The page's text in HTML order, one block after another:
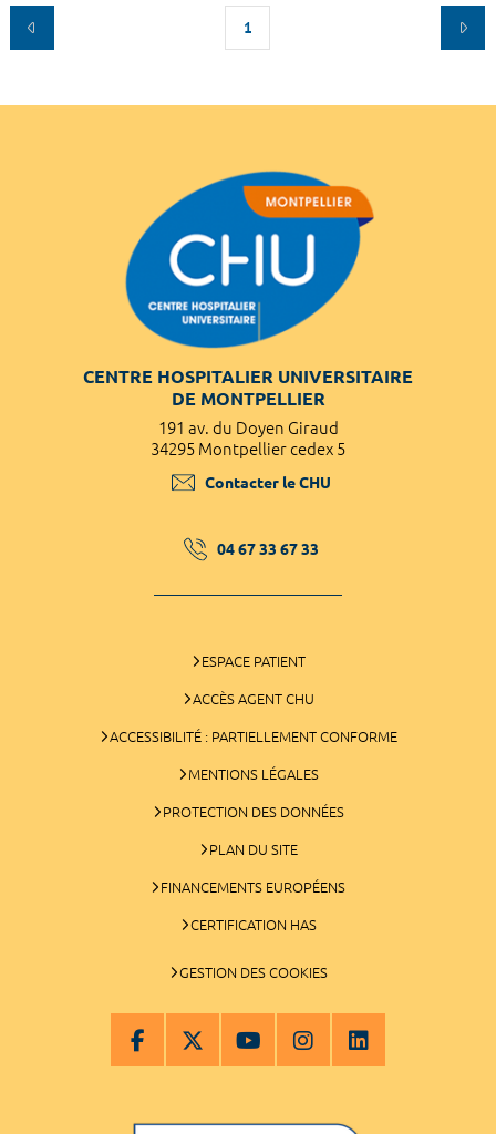
1
CENTRE HOSPITALIER UNIVERSITAIRE
DE MONTPELLIER
191 av. du Doyen Giraud
34295 Montpellier cedex 5
Contacter le CHU
04 67 33 67 33
ESPACE PATIENT
ACCÈS AGENT CHU
ACCESSIBILITÉ : PARTIELLEMENT CONFORME
MENTIONS LÉGALES
PROTECTION DES DONNÉES
PLAN DU SITE
FINANCEMENTS EUROPÉENS
CERTIFICATION HAS
GESTION DES COOKIES